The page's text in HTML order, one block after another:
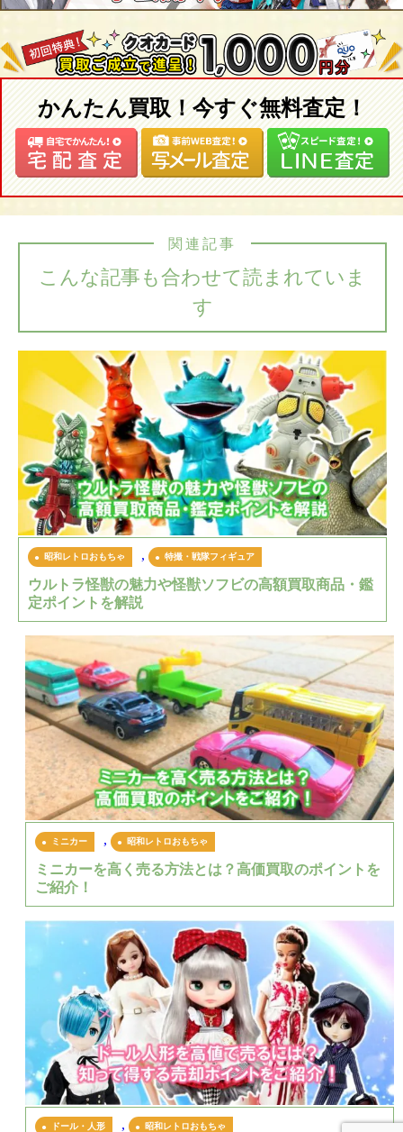
かんたん買取！今すぐ無料査定！
こんな記事も合わせて読まれていま
す
関連記事
昭和レトロおもちゃ , 特撮・戦隊フィギュア
ウルトラ怪獣の魅力や怪獣ソフビの高額買取商品・鑑
定ポイントを解説
ミニカー , 昭和レトロおもちゃ
ミニカーを高く売る方法とは？高価買取のポイントを
ご紹介！
ドール・人形 , 昭和レトロおもちゃ